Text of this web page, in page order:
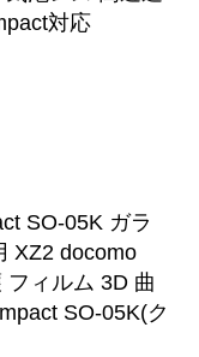
対応
SO-05K ガラ
XZ2 docomo
ィルム 3D 曲
SO-05K(ク